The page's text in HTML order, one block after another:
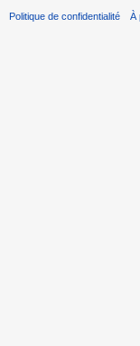
Politique de confidentialité À